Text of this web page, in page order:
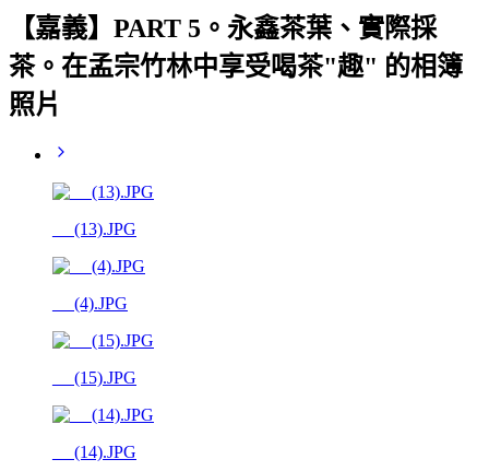
【嘉義】PART 5。永鑫茶葉、實際採
茶。在孟宗竹林中享受喝茶"趣" 的相簿
照片
__ (13).JPG
__ (4).JPG
__ (15).JPG
__ (14).JPG